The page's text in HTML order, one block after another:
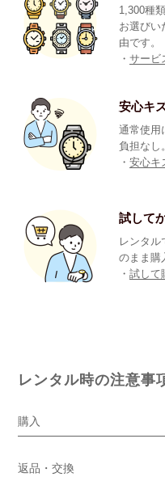
1,300種
お選びい
由です。
・サービ
安心キ
通常使用
負担なし。
・安心キ
試して
レンタル
のまま購
・試して
レンタル時の注意事
購入
返品・交換